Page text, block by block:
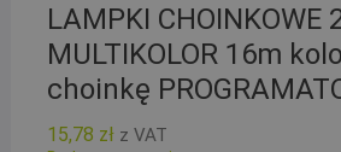
LAMPKI CHOINKOWE
MULTIKOLOR 16m
choinkę
15,78 zł z VAT